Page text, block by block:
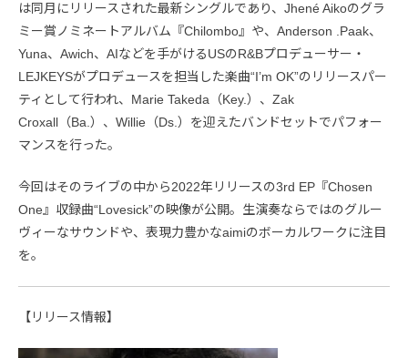
は同月にリリースされた最新シングルであり、Jhené Aikoのグラ
ミー賞ノミネートアルバム『Chilombo』や、Anderson .Paak、
Yuna、Awich、AIなどを手がけるUSのR&Bプロデューサー・
LEJKEYSがプロデュースを担当した楽曲“I’m OK”のリリースパー
ティとして行われ、Marie Takeda（Key.）、Zak
Croxall（Ba.）、Willie（Ds.）を迎えたバンドセットでパフォー
マンスを行った。
今回はそのライブの中から2022年リリースの3rd EP『Chosen
One』収録曲“Lovesick”の映像が公開。生演奏ならではのグルー
ヴィーなサウンドや、表現力豊かなaimiのボーカルワークに注目
を。
【リリース情報】